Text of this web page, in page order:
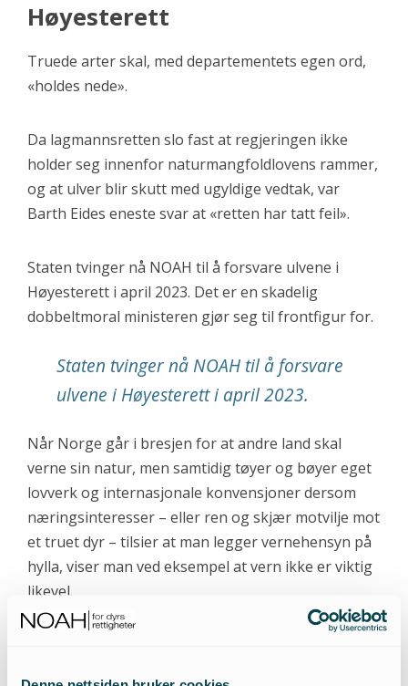
Høyesterett
Truede arter skal, med departementets egen ord,
«holdes nede».
Da lagmannsretten slo fast at regjeringen ikke
holder seg innenfor naturmangfoldlovens rammer,
og at ulver blir skutt med ugyldige vedtak, var
Barth Eides eneste svar at «retten har tatt feil».
Staten tvinger nå NOAH til å forsvare ulvene i
Høyesterett i april 2023. Det er en skadelig
dobbeltmoral ministeren gjør seg til frontfigur for.
Staten tvinger nå NOAH til å forsvare
ulvene i Høyesterett i april 2023.
Når Norge går i bresjen for at andre land skal
verne sin natur, men samtidig tøyer og bøyer eget
lovverk og internasjonale konvensjoner dersom
næringsinteresser – eller ren og skjær motvilje mot
et truet dyr – tilsier at man legger vernehensyn på
hylla, viser man ved eksempel at vern ikke er viktig
likevel.